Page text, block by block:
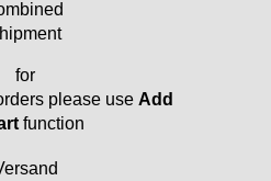
for
please use Add
function